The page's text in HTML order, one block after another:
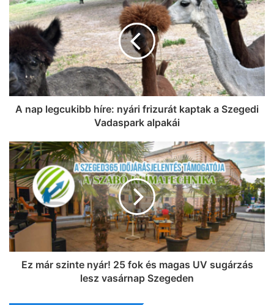
A nap legcukibb híre: nyári frizurát kaptak a Szegedi
Vadaspark alpakái
Ez már szinte nyár! 25 fok és magas UV sugárzás
lesz vasárnap Szegeden